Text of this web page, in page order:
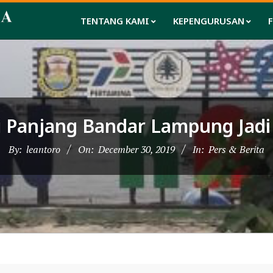
TENTANG KAMI KEPENGURUSAN
Bandar Lampung
By: leantoro On: December 30, 2019 In: Pers & Berita